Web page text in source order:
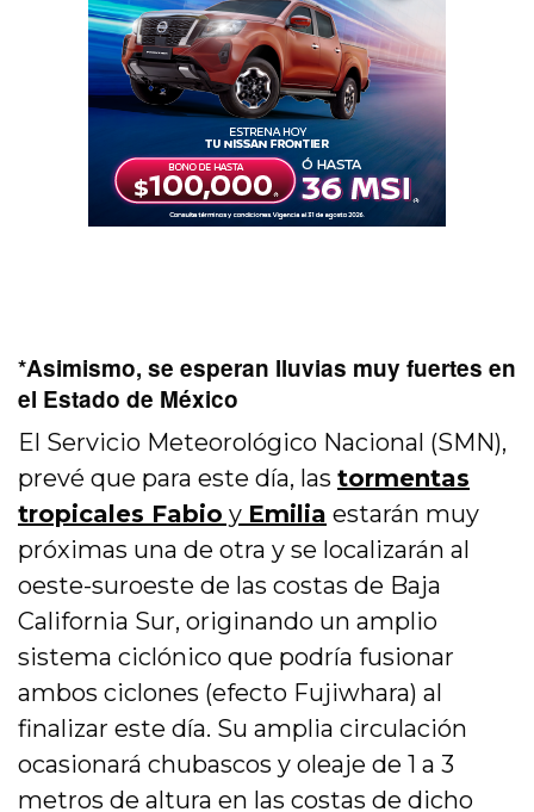
*Asimismo, se esperan lluvias muy fuertes en
el Estado de México
El Servicio Meteorológico Nacional (SMN),
prevé que para este día, las tormentas
tropicales Fabio y Emilia estarán muy
próximas una de otra y se localizarán al
oeste-suroeste de las costas de Baja
California Sur, originando un amplio
sistema ciclónico que podría fusionar
ambos ciclones (efecto Fujiwhara) al
finalizar este día. Su amplia circulación
ocasionará chubascos y oleaje de 1 a 3
metros de altura en las costas de dicho